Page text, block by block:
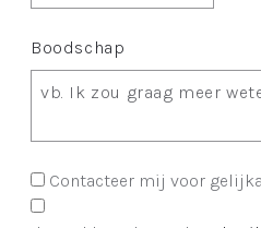
Boodschap
Contacteer mij voor